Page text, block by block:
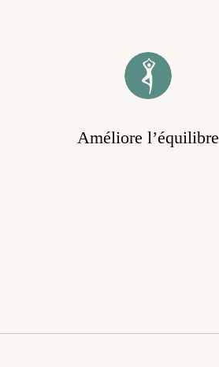
Améliore l’équilibre